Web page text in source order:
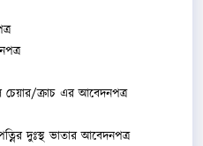
চেয়ার/ক্রাচ এর আবেদনপত্র
দুঃস্থ ভাতার আবেদনপত্র